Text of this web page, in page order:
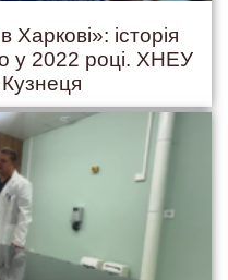
Харкові»: історія
у 2022 році. ХНЕУ